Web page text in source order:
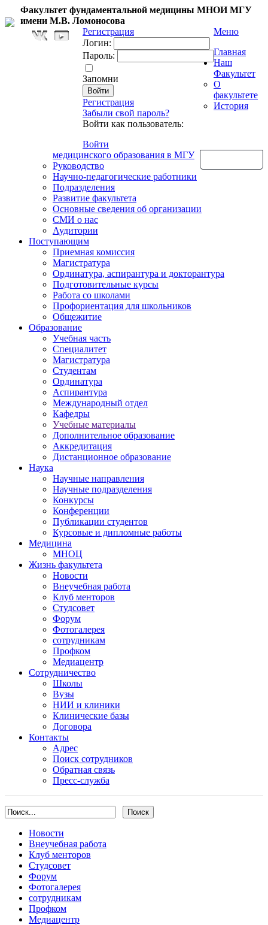
Факультет фундаментальной медицины МНОИ МГУ
имени М.В. Ломоносова
Регистрация
Логин:
Пароль:
Запомни
Регистрация
Забыли свой пароль?
Войти как пользователь:
Войти
Меню
Главная
Наш
Факультет
О
факультете
История
медицинского образования в МГУ
Руководство
Научно-педагогические работники
Подразделения
Развитие факультета
Основные сведения об организации
СМИ о нас
Аудитории
Поступающим
Приемная комиссия
Магистратура
Ординатура, аспирантура и докторантура
Подготовительные курсы
Работа со школами
Профориентация для школьников
Общежитие
Образование
Учебная часть
Специалитет
Магистратура
Студентам
Ординатура
Аспирантура
Международный отдел
Кафедры
Учебные материалы
Дополнительное образование
Аккредитация
Дистанционное образование
Наука
Научные направления
Научные подразделения
Конкурсы
Конференции
Публикации студентов
Курсовые и дипломные работы
Медицина
МНОЦ
Жизнь факультета
Новости
Внеучебная работа
Клуб менторов
Студсовет
Форум
Фотогалерея
сотрудникам
Профком
Медиацентр
Сотрудничество
Школы
Вузы
НИИ и клиники
Клинические базы
Договора
Контакты
Адрес
Поиск сотрудников
Обратная связь
Пресс-служба
Новости
Внеучебная работа
Клуб менторов
Студсовет
Форум
Фотогалерея
сотрудникам
Профком
Медиацентр